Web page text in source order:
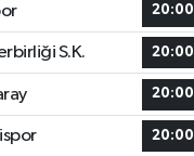
20:00
S.K. 20:00
20:00
20:00